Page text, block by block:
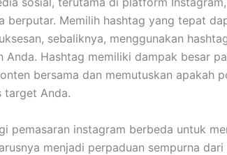
berputar. Memilih hashtag yang tepat
sebaliknya, menggunakan
Anda. Hashtag memiliki dampak besar
bersama dan memutuskan apakah
target Anda.
pemasaran instagram berbeda untuk
menjadi perpaduan sempurna dari